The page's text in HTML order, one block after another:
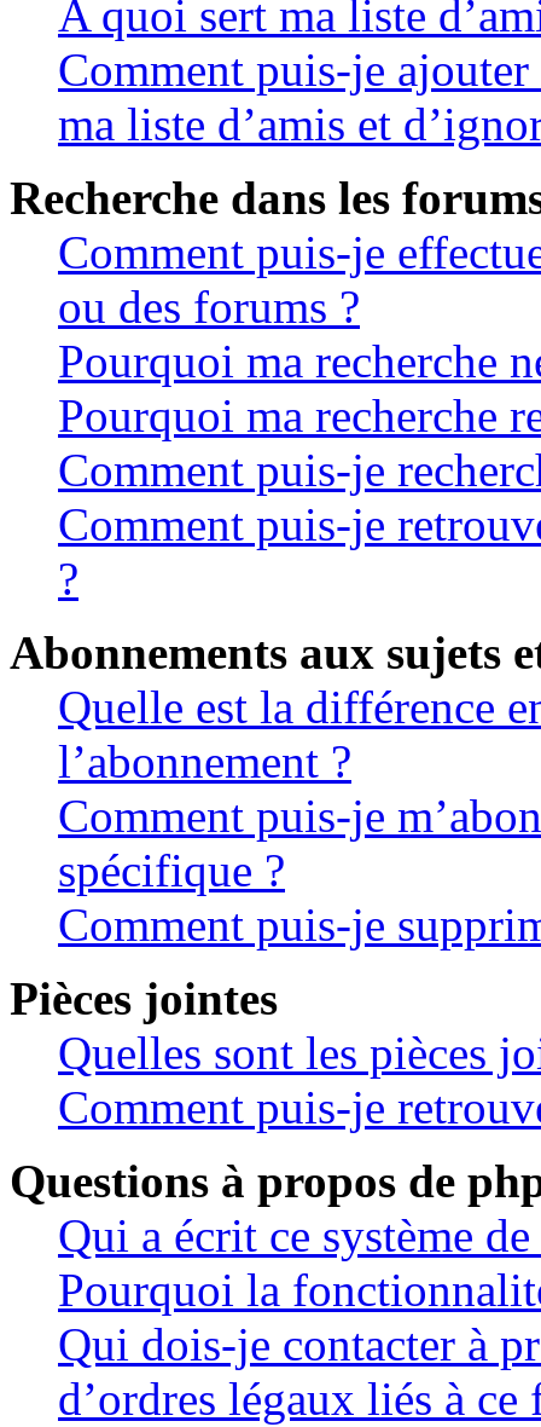
A quoi sert ma liste
Comment puis-je
ma liste d’amis et
Recherche dans les
Comment puis-je
ou des forums ?
Pourquoi ma recherche
Pourquoi ma recherche
Comment puis-je
Comment puis-je
?
Abonnements aux sujets
Quelle est la différence
l’abonnement ?
Comment puis-je
spécifique ?
Comment puis-je
Pièces jointes
Quelles sont les pièces
Comment puis-je
Questions à propos de
Qui a écrit ce système
Pourquoi la
Qui dois-je contacter à
d’ordres légaux liés à ce